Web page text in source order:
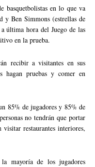
basquetbolistas en lo que va
y Ben Simmons (estrellas de
última hora del Juego de las
en la prueba.
recibir a visitantes en sus
hagan pruebas y comer en
85% de jugadores y 85% de
no tendrán que portar
visitar restaurantes interiores,
mayoría de los jugadores